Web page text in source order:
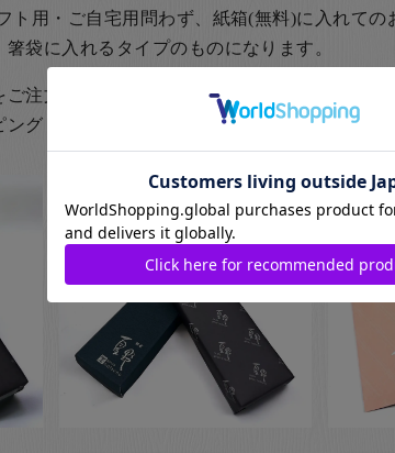
ト用・ご自宅用問わず、紙箱(無料)に入れて
袋に入れるタイプのものになります。
注文いただいた方は、￥440-(税別)
グもご指定いただけます。日本の伝統的な